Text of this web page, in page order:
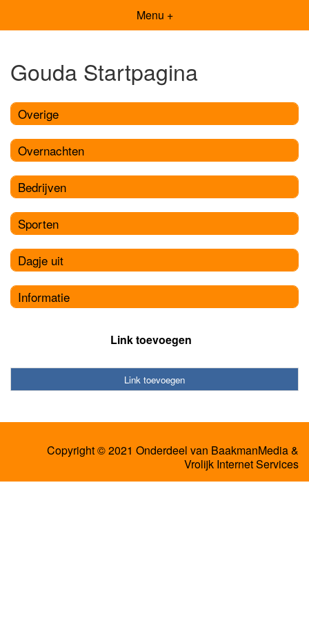
Menu +
Gouda Startpagina
Overige
Overnachten
Bedrijven
Sporten
Dagje uit
Informatie
Link toevoegen
Link toevoegen
Copyright © 2021 Onderdeel van BaakmanMedia&
Vrolijk Internet Services